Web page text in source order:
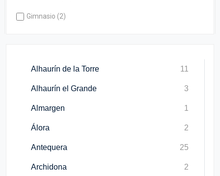
Gimnasio (2)
Alhaurín de la Torre 11
Alhaurín el Grande 3
Almargen 1
Álora 2
Antequera 25
Archidona 2